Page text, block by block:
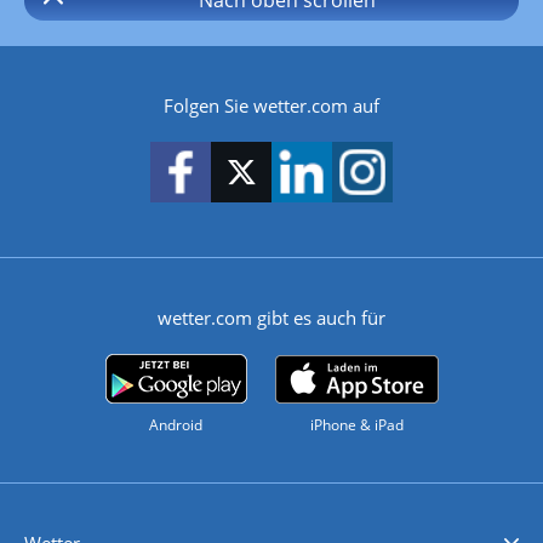
Folgen Sie wetter.com auf
wetter.com gibt es auch für
Android iPhone & iPad